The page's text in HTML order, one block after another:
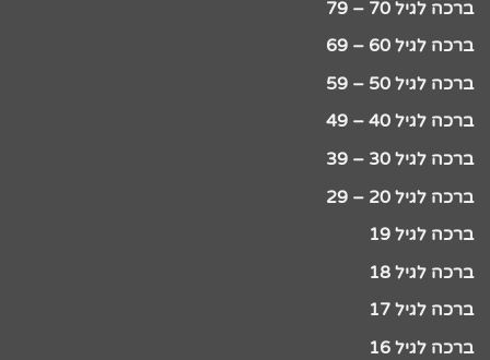
ברכה לגיל 70 – 79
ברכה לגיל 60 – 69
ברכה לגיל 50 – 59
ברכה לגיל 40 – 49
ברכה לגיל 30 – 39
ברכה לגיל 20 – 29
ברכה לגיל 19
ברכה לגיל 18
ברכה לגיל 17
ברכה לגיל 16